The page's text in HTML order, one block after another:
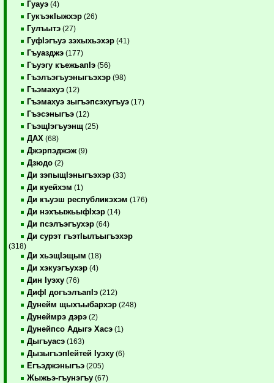
Гуауэ (4)
ГукъэкIыжхэр (26)
Гулъытэ (27)
ГуфIэгъуэ зэхыхьэхэр (41)
Гъуазджэ (177)
Гъуэгу къежьапIэ (56)
Гъэлъэгъуэныгъэхэр (98)
Гъэмахуэ (12)
Гъэмахуэ зыгъэпсэхугъуэ (17)
Гъэсэныгъэ (12)
ГъэщIэгъуэнщ (25)
ДАХ (68)
Джэрпэджэж (9)
Дзюдо (2)
Ди зэпыщIэныгъэхэр (33)
Ди куейхэм (1)
Ди къуэш республикэхэм (176)
Ди нэхъыжьыфIхэр (14)
Ди псэлъэгъухэр (64)
Ди сурэт гъэтIылъыгъэхэр
(318)
Ди хьэщIэщым (18)
Ди хэкуэгъухэр (4)
Дин Iуэху (76)
ДифI догъэлъапIэ (212)
Дунейм щыхъыбархэр (248)
Дунеймрэ дэрэ (2)
Дунейпсо Адыгэ Хасэ (1)
Дыгъуасэ (163)
ДызыгъэпIейтей Iуэху (6)
Егъэджэныгъэ (205)
Жыжьэ-гъунэгъу (67)